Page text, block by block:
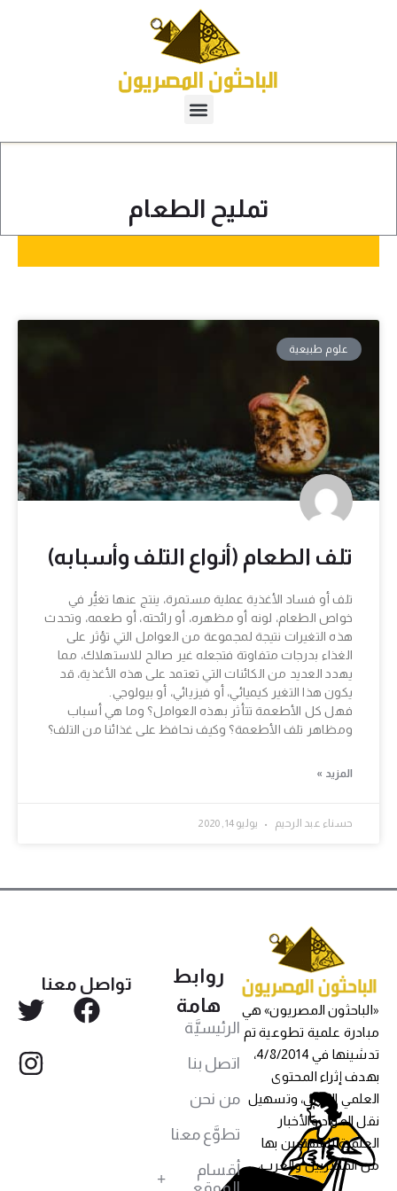
تمليح الطعام
علوم طبيعية
تلف الطعام (أنواع التلف وأسبابه)
تلف أو فساد الأغذية عملية مستمرة، ينتج عنها تغيُّر في
خواص الطعام، لونه أو مظهره، أو رائحته، أو طعمه، وتحدث
هذه التغيرات نتيجة لمجموعة من العوامل التي تؤثر على
الغذاء بدرجات متفاوتة فتجعله غير صالح للاستهلاك، مما
يهدد العديد من الكائنات التي تعتمد على هذه الأغذية، قد
يكون هذا التغير كيميائي، أو فيزيائي، أو بيولوجي.
فهل كل الأطعمة تتأثر بهذه العوامل؟ وما هي أسباب
ومظاهر تلف الأطعمة؟ وكيف نحافظ على غذائنا من التلف؟
المزيد »
حسناء عبد الرحيم يوليو 14, 2020
«الباحثون المصريون» هي
مبادرة علمية تطوعية تم
تدشينها في 4/8/2014،
بهدف إثراء المحتوى
العلمي العربي، وتسهيل
نقل المواد والأخبار
العلمية للمهتمين بها
من المصريين والعرب،
روابط
هامة
الرئيسيَّة
اتصل بنا
من نحن
تطوَّع معنا
أقسام
الموقع
تواصل معنا